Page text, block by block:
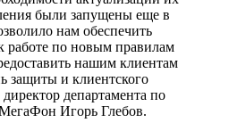
были запущены еще в
нам обеспечить
работе по новым правилам
нашим клиентам
защиты и клиентского
департамента по
Игорь Глебов.